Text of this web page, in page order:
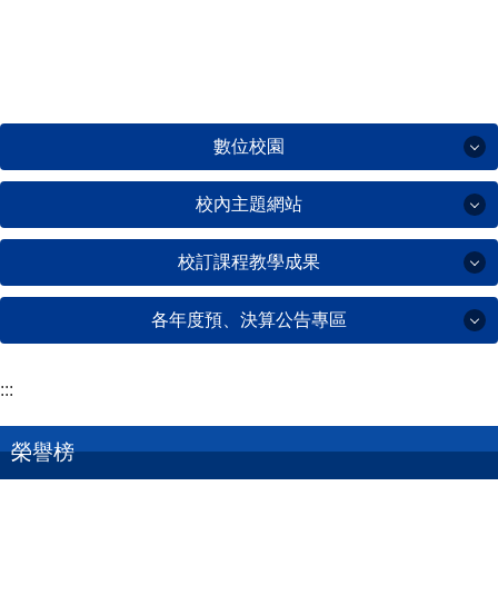
數位校園
數位校園
線上報修
新北市教育局數位學習影音網
校內場地借用預約
校內主題網站
校內主題網站
校內語文競賽
校訂課程教學成果
校訂課程教學成果
各年度預、決算公告專區
各年度預、決算公告專區
各年度預、決算公告專區
:::
榮譽榜